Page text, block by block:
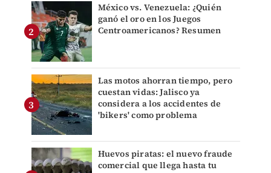
México vs. Venezuela: ¿Quién
ganó el oro en los Juegos
Centroamericanos? Resumen
Las motos ahorran tiempo, pero
cuestan vidas: Jalisco ya
considera a los accidentes de
'bikers' como problema
Huevos piratas: el nuevo fraude
comercial que llega hasta tu